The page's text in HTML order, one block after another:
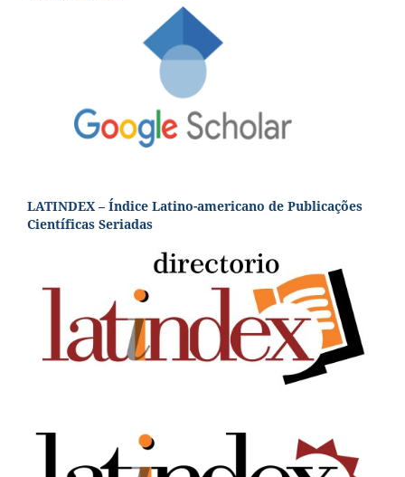
LATINDEX – Índice Latino-americano de Publicações
Científicas Seriadas